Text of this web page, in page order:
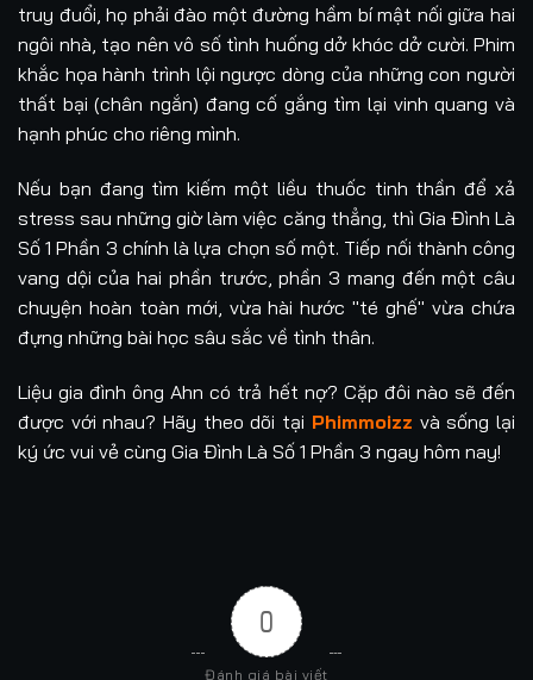
Tập 49 Tập 50 Tập 51 Tập 52
Tập 53 Tập 54 Tập 55 Tập 56
Tập 57 Tập 58
Tập 61 Tập 62 Tập 63 Tập 64
Tập 65 Tập 66 Tập 67 Tập 68
Tập 69 Tập 70 Tập 71 Tập 72
Tập 77 Tập 80
Tập 83
truy đuổi, họ phải đào một đường hầm bí mật nối giữa hai
ngôi nhà, tạo nên vô số tình huống dở khóc dở cười. Phim
khắc họa hành trình lội ngược dòng của những con người
thất bại (chân ngắn) đang cố gắng tìm lại vinh quang và
hạnh phúc cho riêng mình.
Nếu bạn đang tìm kiếm một liều thuốc tinh thần để xả
stress sau những giờ làm việc căng thẳng, thì Gia Đình Là
Số 1 Phần 3 chính là lựa chọn số một. Tiếp nối thành công
vang dội của hai phần trước, phần 3 mang đến một câu
chuyện hoàn toàn mới, vừa hài hước "té ghế" vừa chứa
đựng những bài học sâu sắc về tình thân.
Liệu gia đình ông Ahn có trả hết nợ? Cặp đôi nào sẽ đến
được với nhau? Hãy theo dõi tại Phimmoizz và sống lại
ký ức vui vẻ cùng Gia Đình Là Số 1 Phần 3 ngay hôm nay!
0
Đánh giá bài viết